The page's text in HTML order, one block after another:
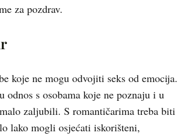
za pozdrav.
koje ne mogu odvojiti seks od emocija.
odnos s osobama koje ne poznaju i u
zaljubili. S romantičarima treba biti
lako mogli osjećati iskorišteni,